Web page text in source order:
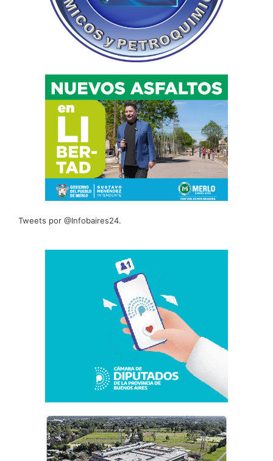
Tweets por @Infobaires24.